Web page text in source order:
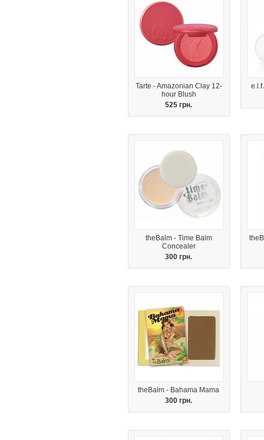
Tarte - Amazonian Clay 12-
hour Blush
525 грн.
theBalm - Time Balm
Concealer
300 грн.
theBalm - Bahama Mama
300 грн.